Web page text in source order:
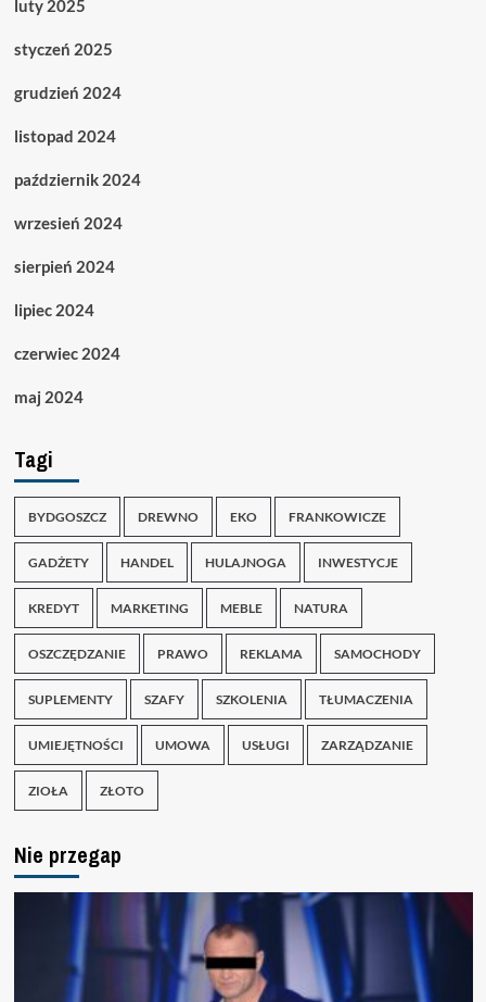
luty 2025
styczeń 2025
grudzień 2024
listopad 2024
październik 2024
wrzesień 2024
sierpień 2024
lipiec 2024
czerwiec 2024
maj 2024
Tagi
BYDGOSZCZ DREWNO EKO FRANKOWICZE
GADŻETY HANDEL HULAJNOGA INWESTYCJE
KREDYT MARKETING MEBLE NATURA
OSZCZĘDZANIE PRAWO REKLAMA SAMOCHODY
SUPLEMENTY SZAFY SZKOLENIA TŁUMACZENIA
UMIEJĘTNOŚCI UMOWA USŁUGI ZARZĄDZANIE
ZIOŁA ZŁOTO
Nie przegap